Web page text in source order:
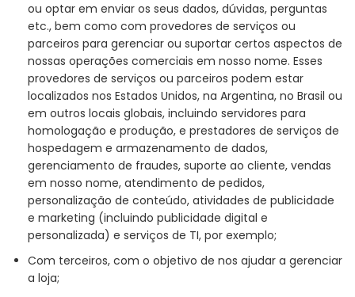
ou optar em enviar os seus dados, dúvidas, perguntas
etc., bem como com provedores de serviços ou
parceiros para gerenciar ou suportar certos aspectos de
nossas operações comerciais em nosso nome. Esses
provedores de serviços ou parceiros podem estar
localizados nos Estados Unidos, na Argentina, no Brasil ou
em outros locais globais, incluindo servidores para
homologação e produção, e prestadores de serviços de
hospedagem e armazenamento de dados,
gerenciamento de fraudes, suporte ao cliente, vendas
em nosso nome, atendimento de pedidos,
personalização de conteúdo, atividades de publicidade
e marketing (incluindo publicidade digital e
personalizada) e serviços de TI, por exemplo;
Com terceiros, com o objetivo de nos ajudar a gerenciar
a loja;